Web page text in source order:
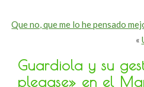
Que no, que me lo he pensado
«
Guardiola y su
pleaase» en el